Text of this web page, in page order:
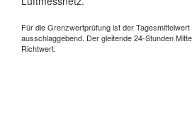
Für die Grenzwertprüfung ist der
ausschlaggebend. Der gleitende 24-Stunden
Richtwert.